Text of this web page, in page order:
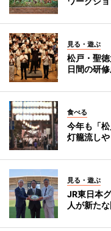
見る・遊ぶ
松戸・聖
日間の研
食べる
今年も「
灯籠流し
見る・遊ぶ
JR東日本
人が新た